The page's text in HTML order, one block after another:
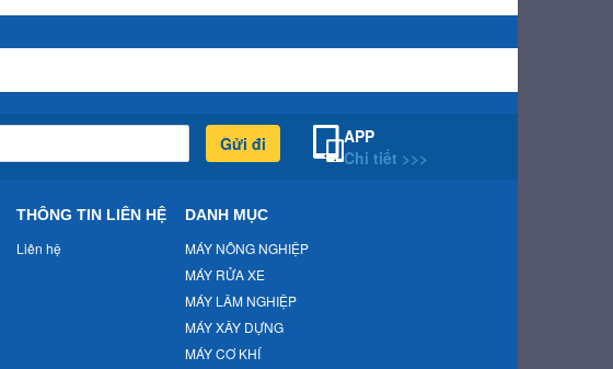
Gửi đi
APP
Chi tiết >>>
THÔNG TIN LIÊN HỆ
Liên hệ
DANH MỤC
MÁY NÔNG NGHIỆP
MÁY RỬA XE
MÁY LÂM NGHIỆP
MÁY XÂY DỰNG
MÁY CƠ KHÍ